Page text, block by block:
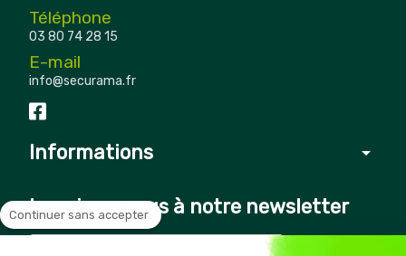
Téléphone
03 80 74 28 15
E-mail
info@securama.fr
Informations arrow_drop_down
Inscrivez-vous à notre newsletter
Continuer sans accepter